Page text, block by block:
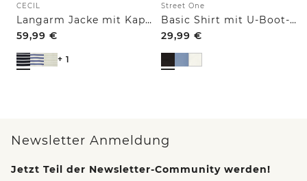
CECIL
Langarm Jacke mit Kapuze und Struktur
59,99 €
+ 1
Street One
Basic Shirt mit U-Boot-Ausschnitt
29,99 €
Newsletter Anmeldung
Jetzt Teil der Newsletter-Community werden!